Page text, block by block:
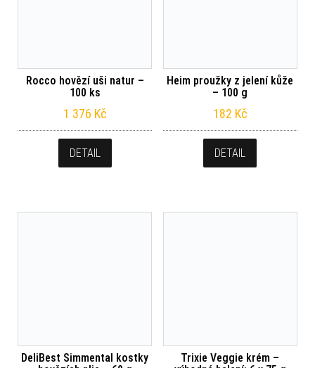
Rocco hovězí uši natur –
100 ks
1 376 Kč
DETAIL
Heim proužky z jelení kůže
– 100 g
182 Kč
DETAIL
DeliBest Simmental kostky
Trixie Veggie krém –